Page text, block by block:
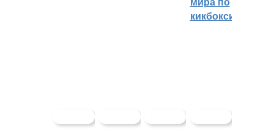
кикбоксингу